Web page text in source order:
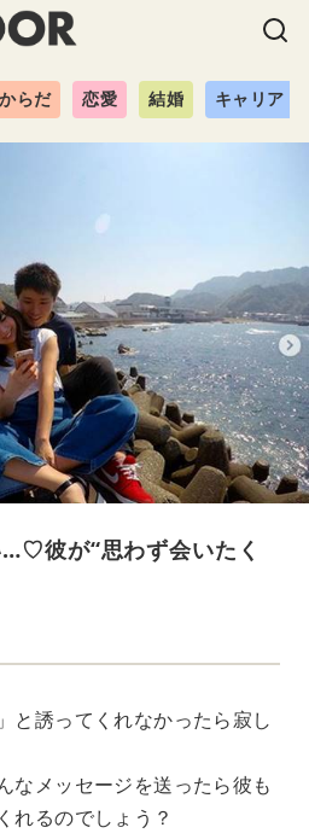
からだ 恋愛 結婚 キャリア
彼が“思わず会いたく
と誘ってくれなかったら寂し
なメッセージを送ったら彼も
れるのでしょう？